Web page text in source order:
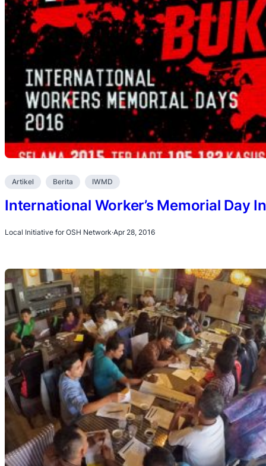
Artikel Berita IWMD
International Worker’s Memorial Day
Local Initiative for OSH Network·Apr 28, 2016